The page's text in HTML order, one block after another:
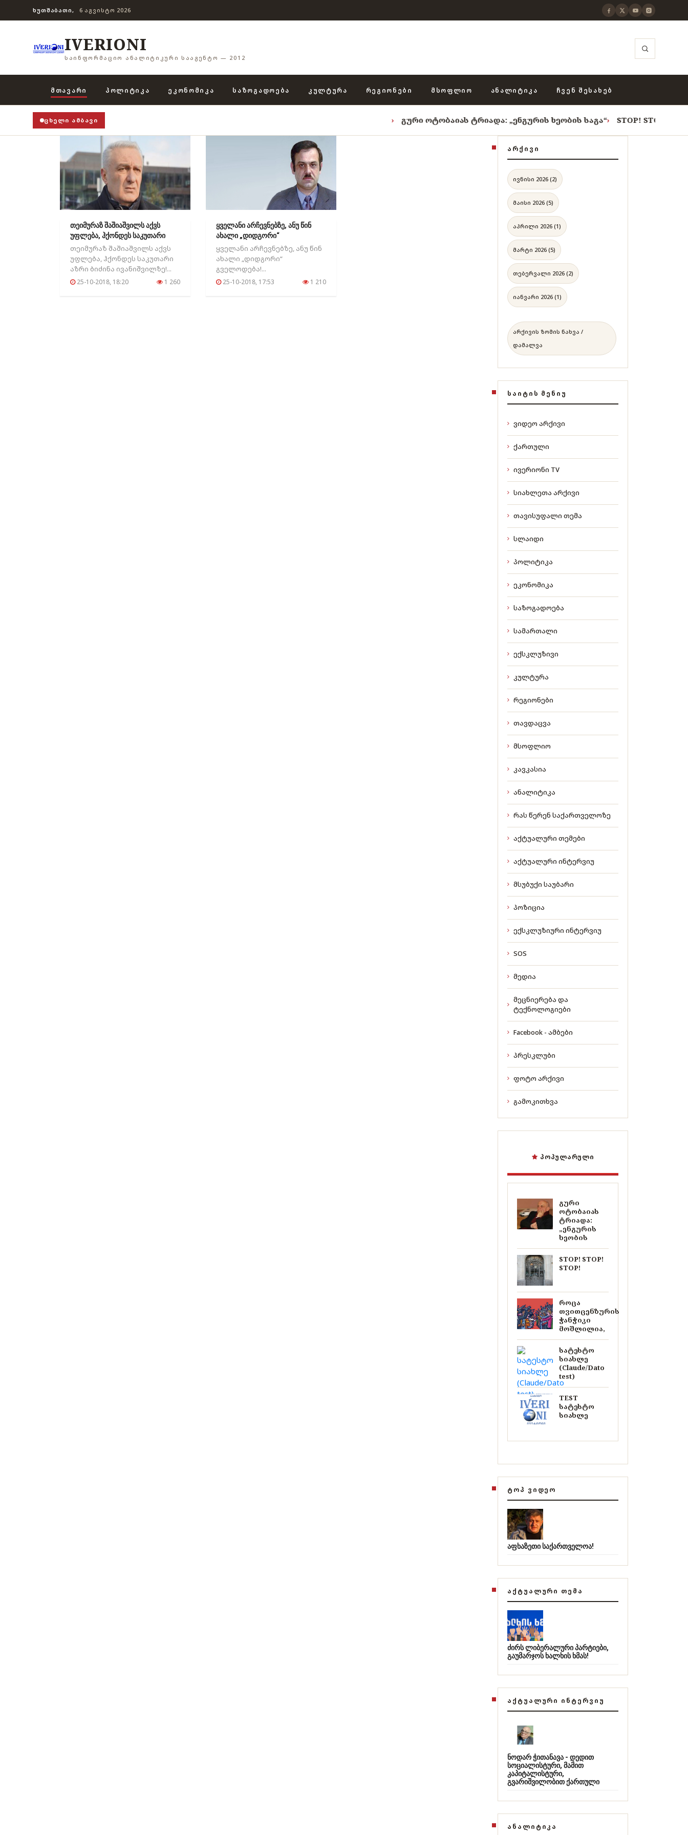
ᲮᲣᲗᲨᲐᲑᲐᲗᲘ, 6 ᲐᲒᲕᲘᲡᲢᲝ 2026
IVERIONI
ᲡᲐᲘᲜᲤᲝᲠᲛᲐᲪᲘᲝ ᲐᲜᲐᲚᲘᲢᲘᲙᲣᲠᲘ ᲡᲐᲐᲒᲔᲜᲢᲝ — 2012
ᲛᲗᲐᲕᲐᲠᲘ ᲞᲝᲚᲘᲢᲘᲙᲐ ᲔᲙᲝᲜᲝᲛᲘᲙᲐ ᲡᲐᲖᲝᲒᲐᲓᲝᲔᲑᲐ ᲙᲣᲚᲢᲣᲠᲐ ᲠᲔᲒᲘᲝᲜᲔᲑᲘ ᲛᲡᲝᲤᲚᲘᲝ ᲐᲜᲐᲚᲘᲢᲘᲙᲐ ᲩᲕᲔᲜ ᲨᲔᲡᲐᲮᲔᲑ
ᲪᲮᲔᲚᲘ ᲐᲛᲑᲐᲕᲘ გური ოტობაიას ტრიადა: „ენგურის ხეობის საგა“› STOP! STOP! STOP!›
თეიმურაზ შაშიაშვილს აქვს
უფლება, ჰქონდეს საკუთარი
აზრი..
თეიმურაზ შაშიაშვილს აქვს
უფლება, ჰქონდეს საკუთარი
აზრი ბიძინა ივანიშვილზე!...
25-10-2018, 18:20 1 260
ყველანი არჩევნებზე, ანუ წინ
ახალი „დიდგორი“
გველოდება!..
ყველანი არჩევნებზე, ანუ წინ
ახალი „დიდგორი“
გველოდება!...
25-10-2018, 17:53 1 210
ᲐᲠᲥᲘᲕᲘ
ივნისი 2026 (2)
მაისი 2026 (5)
აპრილი 2026 (1)
მარტი 2026 (5)
თებერვალი 2026 (2)
იანვარი 2026 (1)
არქივის ზომის ნახვა /
დამალვა
ᲡᲐᲘᲢᲘᲡ ᲛᲔᲜᲘᲣ
ვიდეო არქივი
ქართული
ივერიონი TV
სიახლეთა არქივი
თავისუფალი თემა
სლაიდი
პოლიტიკა
ეკონომიკა
საზოგადოება
სამართალი
ექსკლუზივი
კულტურა
რეგიონები
თავდაცვა
მსოფლიო
კავკასია
ანალიტიკა
რას წერენ საქართველოზე
აქტუალური თემები
აქტუალური ინტერვიუ
მსუბუქი საუბარი
პოზიცია
ექსკლუზიური ინტერვიუ
SOS
მედია
მეცნიერება და
ტექნოლოგიები
Facebook - ამბები
პრესკლუბი
ფოტო არქივი
გამოკითხვა
ᲞᲝᲞᲣᲚᲐᲠᲣᲚᲘ
გური
ოტობაიას
ტრიადა:
„ენგურის
ხეობის
STOP! STOP!
STOP!
როცა
თვითცენზურის
ჭანჭიკი
მოშლილია,
სატესტო
სიახლე
(Claude/Dato
test)
TEST
სატესტო
სიახლე
ᲢᲝᲞ ᲕᲘᲓᲔᲝ
აფხაზეთი საქართველოა!
ᲐᲥᲢᲣᲐᲚᲣᲠᲘ ᲗᲔᲛᲐ
ძირს ლიბერალური პარტიები,
გაუმარჯოს ხალხის ხმას!
ᲐᲥᲢᲣᲐᲚᲣᲠᲘ ᲘᲜᲢᲔᲠᲕᲘᲣ
ნოდარ ჭითანავა - დედით
სოციალისტური, მამით
კაპიტალისტური,
გვარიშვილობით ქართული
ᲐᲜᲐᲚᲘᲢᲘᲙᲐ